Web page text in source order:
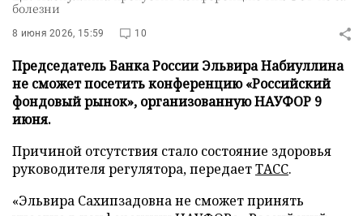
болезни
8 июня 2026, 15:59 10
Председатель Банка России Эльвира Набиуллина
не сможет посетить конференцию «Российский
фондовый рынок», организованную НАУФОР 9
июня.
Причиной отсутствия стало состояние здоровья
руководителя регулятора, передаетТАСС.
«Эльвира Сахипзадовна не сможет принять